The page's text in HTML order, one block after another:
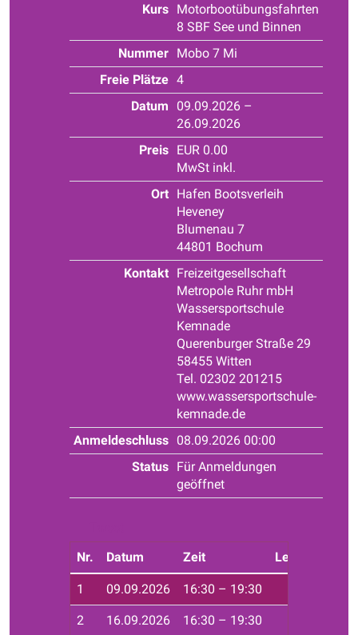
Kurs Motorbootübungsfahrten
8 SBF See und Binnen
Nummer Mobo 7 Mi
Freie Plätze 4
Datum
09.09.2026 –
26.09.2026
Preis EUR 0.00
MwSt inkl.
Ort Hafen Bootsverleih
Heveney
Blumenau 7
44801 Bochum
Kontakt Freizeitgesellschaft
Metropole Ruhr mbH
Wassersportschule
Kemnade
Querenburger Straße 29
58455 Witten
Tel. 02302 201215
www.wassersportschule-
kemnade.de
Anmeldeschluss 08.09.2026 00:00
Status Für Anmeldungen
geöffnet
Nr.
Datum Zeit Leiter*in
1 09.09.2026 16:30 – 19:30
2 16.09.2026 16:30 – 19:30